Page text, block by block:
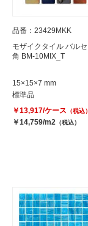
品番：23429MKK
モザイクタイル バル
角 BM-10MIX_T
15×15×7 mm
標準品
￥13,917/ケース （税込）
￥14,759/m2 （税込）